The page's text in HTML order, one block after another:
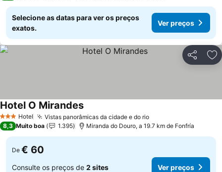
Selecione as datas para ver os preços
exatos.
Ver preços
Partilhar
3 EstrelasHotel Vistas panorâmicas da cidade e do rio
Hotel O Mirandes
8,3 Muito boa 1.395 Miranda do Douro, a 19.7 km de Fonfría
De € 60
Consulte os preços de 2 sites Ver preços